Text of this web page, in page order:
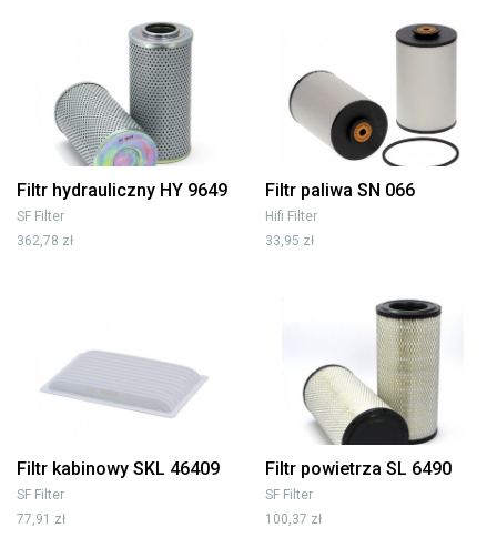
Filtr hydrauliczny HY 9649
SF Filter
362,78 zł
Filtr paliwa SN 066
Hifi Filter
33,95 zł
Filtr kabinowy SKL 46409
SF Filter
77,91 zł
Filtr powietrza SL 6490
SF Filter
100,37 zł